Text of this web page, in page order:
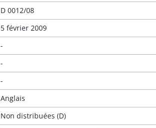
D 0012/08
5 février 2009
-
-
-
Anglais
Non distribuées (D)